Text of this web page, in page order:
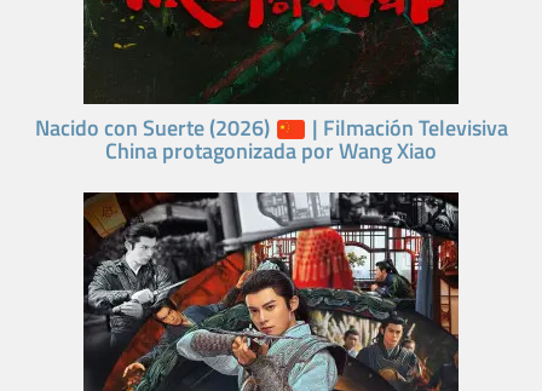
Nacido con Suerte (2026) | Filmación Televisiva
China protagonizada por Wang Xiao